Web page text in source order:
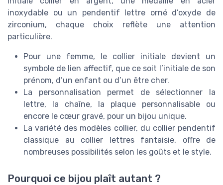
inoxydable ou un pendentif lettre orné d’oxyde de
zirconium, chaque choix reflète une attention
particulière.
Pour une femme, le collier initiale devient un
symbole de lien affectif, que ce soit l’initiale de son
prénom, d’un enfant ou d’un être cher.
La personnalisation permet de sélectionner la
lettre, la chaîne, la plaque personnalisable ou
encore le cœur gravé, pour un bijou unique.
La variété des modèles collier, du collier pendentif
classique au collier lettres fantaisie, offre de
nombreuses possibilités selon les goûts et le style.
Pourquoi ce bijou plaît autant ?